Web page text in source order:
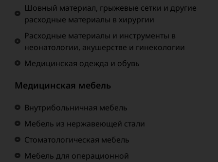
Шовный материал, грыжевые сетки и другие
расходные материалы в хирургии
Расходные материалы и инструменты в
неонатологии, акушерстве и гинекологии
Медицинская одежда и обувь
Медицинская мебель
Внутрибольничная мебель
Мебель из нержавеющей стали
Стоматологическая мебель
Мебель для операционной